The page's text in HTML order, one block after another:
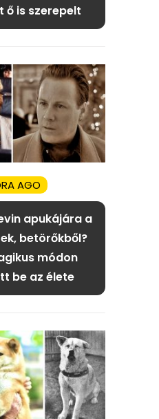
ő is szerepelt
AGO
apukájára a
betörőkből?
módon
be az élete